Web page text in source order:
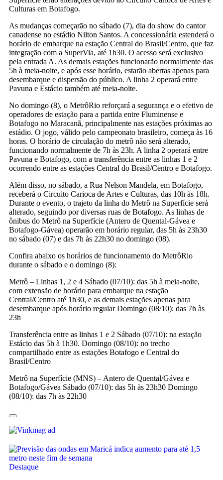
Culturas em Botafogo.
As mudanças começarão no sábado (7), dia do show do cantor
canadense no estádio Nilton Santos. A concessionária estenderá o
horário de embarque na estação Central do Brasil/Centro, que faz
integração com a SuperVia, até 1h30. O acesso será exclusivo
pela entrada A. As demais estações funcionarão normalmente das
5h à meia-noite, e após esse horário, estarão abertas apenas para
desembarque e dispersão do público. A linha 2 operará entre
Pavuna e Estácio também até meia-noite.
No domingo (8), o MetrôRio reforçará a segurança e o efetivo de
operadores de estação para a partida entre Fluminense e
Botafogo no Maracanã, principalmente nas estações próximas ao
estádio. O jogo, válido pelo campeonato brasileiro, começa às 16
horas. O horário de circulação do metrô não será alterado,
funcionando normalmente de 7h às 23h. A linha 2 operará entre
Pavuna e Botafogo, com a transferência entre as linhas 1 e 2
ocorrendo entre as estações Central do Brasil/Centro e Botafogo.
Além disso, no sábado, a Rua Nelson Mandela, em Botafogo,
receberá o Circuito Carioca de Artes e Culturas, das 10h às 18h.
Durante o evento, o trajeto da linha do Metrô na Superfície será
alterado, seguindo por diversas ruas de Botafogo. As linhas de
ônibus do Metrô na Superfície (Antero de Quental-Gávea e
Botafogo-Gávea) operarão em horário regular, das 5h às 23h30
no sábado (07) e das 7h às 22h30 no domingo (08).
Confira abaixo os horários de funcionamento do MetrôRio
durante o sábado e o domingo (8):
Metrô – Linhas 1, 2 e 4 Sábado (07/10): das 5h à meia-noite,
com extensão de horário para embarque na estação
Central/Centro até 1h30, e as demais estações apenas para
desembarque após horário regular Domingo (08/10): das 7h às
23h
Transferência entre as linhas 1 e 2 Sábado (07/10): na estação
Estácio das 5h à 1h30. Domingo (08/10): no trecho
compartilhado entre as estações Botafogo e Central do
Brasil/Centro
Metrô na Superfície (MNS) – Antero de Quental/Gávea e
Botafogo/Gávea Sábado (07/10): das 5h às 23h30 Domingo
(08/10): das 7h às 22h30
Destaque